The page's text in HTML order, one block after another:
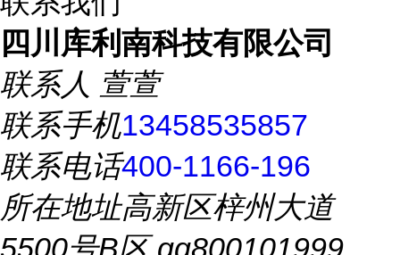
四川库利南科技有限公司
联系人 萱萱
联系手机13458535857
联系电话400-1166-196
所在地址高新区梓州大道
5500号B区 qq800101999